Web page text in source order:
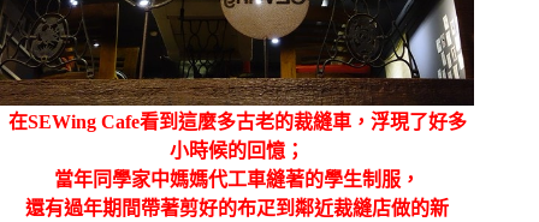
在SEWing Cafe看到這麼多古老的裁縫車，浮現了好多
小時候的回憶；
當年同學家中媽媽代工車縫著的學生制服，
還有過年期間帶著剪好的布疋到鄰近裁縫店做的新